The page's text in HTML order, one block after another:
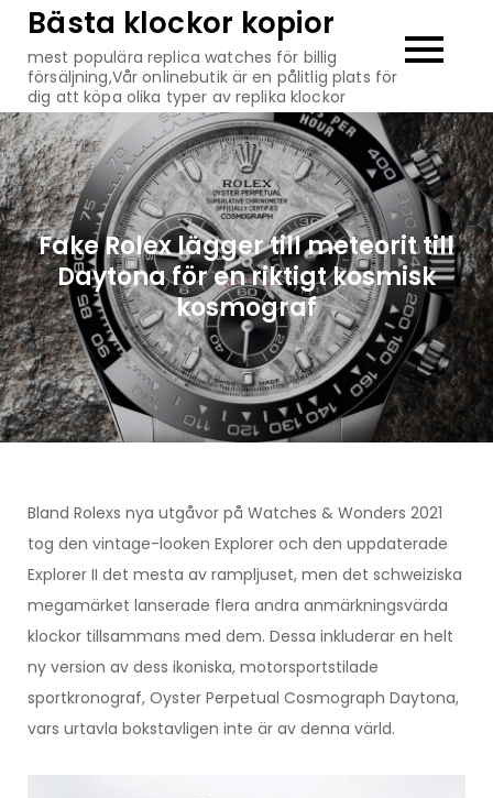
Hoppa
innehåll
Bästa klockor kopior
mest populära replica watches för billig
försäljning,Vår onlinebutik är en pålitlig plats för
dig att köpa olika typer av replika klockor
Fake Rolex lägger till meteorit till
Daytona för en riktigt kosmisk
kosmograf
Bland Rolexs nya utgåvor på Watches & Wonders 2021
tog den vintage-looken Explorer och den uppdaterade
Explorer II det mesta av rampljuset, men det schweiziska
megamärket lanserade flera andra anmärkningsvärda
klockor tillsammans med dem. Dessa inkluderar en helt
ny version av dess ikoniska, motorsportstilade
sportkronograf, Oyster Perpetual Cosmograph Daytona,
vars urtavla bokstavligen inte är av denna värld.